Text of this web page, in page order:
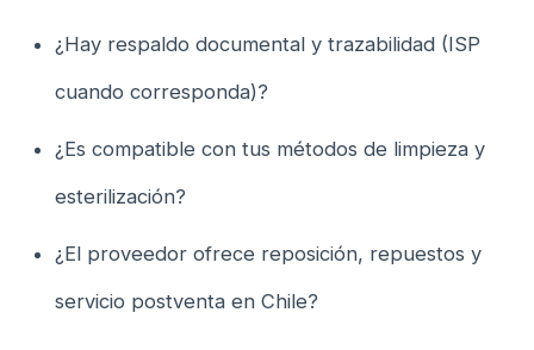
¿Hay respaldo documental y trazabilidad (ISP
cuando corresponda)?
¿Es compatible con tus métodos de limpieza y
esterilización?
¿El proveedor ofrece reposición, repuestos y
servicio postventa en Chile?